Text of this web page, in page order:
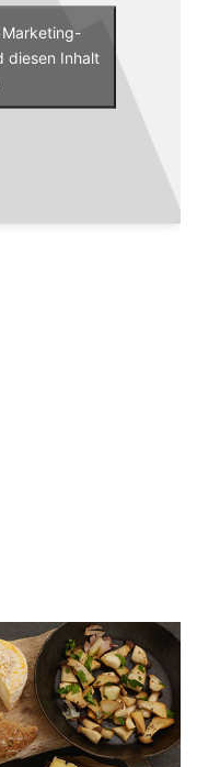
diesen Inhalt